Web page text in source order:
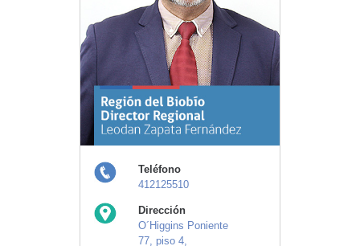
Teléfono
412125510
Dirección
O´Higgins Poniente
77, piso 4,